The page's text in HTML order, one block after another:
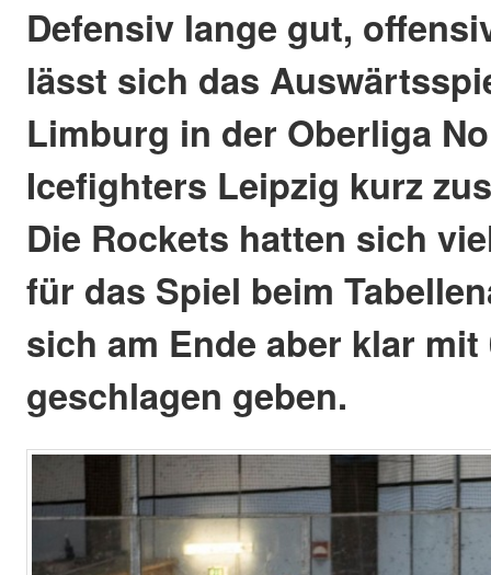
Defensiv lange gut,
lässt sich das
Limburg in der Oberliga
Icefighters Leipzig kurz
Die Rockets hatten sich
für das Spiel beim
sich am Ende aber klar mit
geschlagen geben.